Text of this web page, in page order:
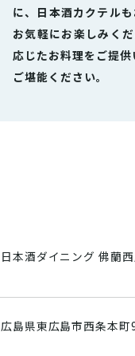
に、日本酒カクテル
お気軽にお楽しみく
応じたお料理をご提
ご堪能ください。
日本酒ダイニング 佛蘭
広島県東広島市西条本町